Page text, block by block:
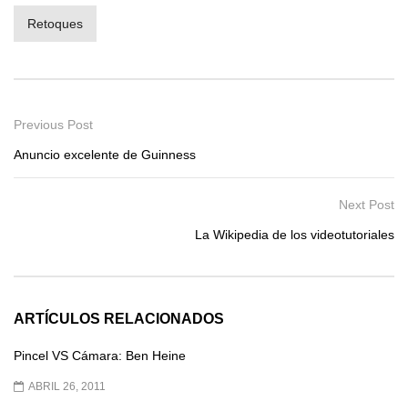
Retoques
Previous Post
Anuncio excelente de Guinness
Next Post
La Wikipedia de los videotutoriales
ARTÍCULOS RELACIONADOS
Pincel VS Cámara: Ben Heine
ABRIL 26, 2011